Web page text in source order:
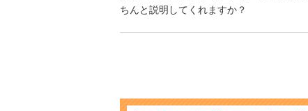
ちんと説明してくれますか？